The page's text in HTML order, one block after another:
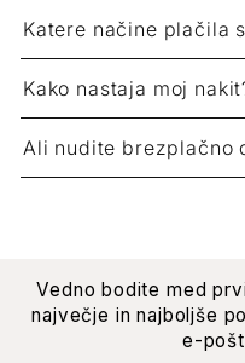
Katere načine plačila
Kako nastaja moj
Ali nudite brezplačno
Vedno bodite med
največje in najboljše
e-